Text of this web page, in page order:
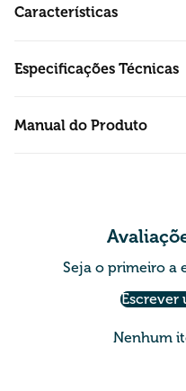
Características
Especificações Técnicas
Manual do Produto
Seja o primeiro a
Escrever
Nenhum